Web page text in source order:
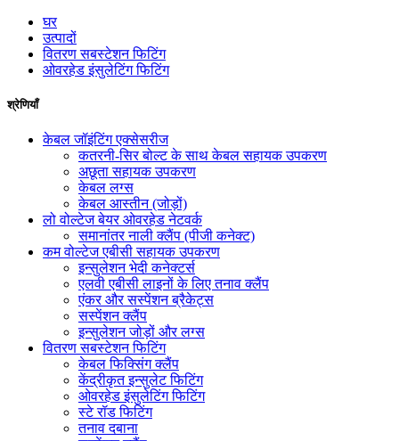
घर
उत्पादों
वितरण सबस्टेशन फिटिंग
ओवरहेड इंसुलेटिंग फिटिंग
श्रेणियाँ
केबल जॉइंटिंग एक्सेसरीज
कतरनी-सिर बोल्ट के साथ केबल सहायक उपकरण
अछूता सहायक उपकरण
केबल लग्स
केबल आस्तीन (जोड़ों)
लो वोल्टेज बेयर ओवरहेड नेटवर्क
समानांतर नाली क्लैंप (पीजी कनेक्ट)
कम वोल्टेज एबीसी सहायक उपकरण
इन्सुलेशन भेदी कनेक्टर्स
एलवी एबीसी लाइनों के लिए तनाव क्लैंप
एंकर और सस्पेंशन ब्रैकेट्स
सस्पेंशन क्लैंप
इन्सुलेशन जोड़ों और लग्स
वितरण सबस्टेशन फिटिंग
केबल फिक्सिंग क्लैंप
केंद्रीकृत इन्सुलेट फिटिंग
ओवरहेड इंसुलेटिंग फिटिंग
स्टे रॉड फिटिंग
तनाव दबाना